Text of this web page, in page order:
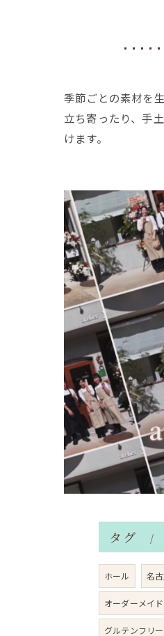
季節ごとの素材を
立ち寄ったり、手
けます。
タグ
ホール 名
オーダーメイド
グルテンフリー